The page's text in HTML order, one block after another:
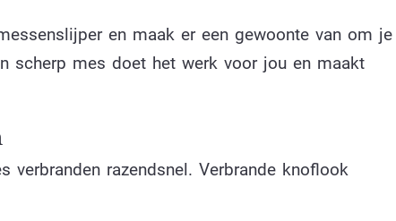
en maak er een gewoonte van om je
scherp mes doet het werk voor jou en maakt
razendsnel. Verbrande knoflook